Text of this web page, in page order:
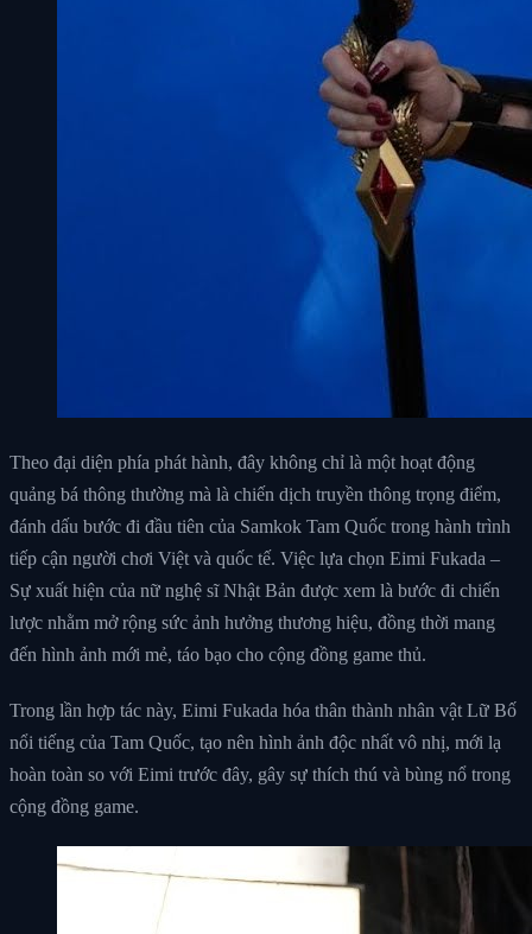
Theo đại diện phía phát hành, đây không chỉ là một hoạt động
quảng bá thông thường mà là chiến dịch truyền thông trọng điểm,
đánh dấu bước đi đầu tiên của Samkok Tam Quốc trong hành trình
tiếp cận người chơi Việt và quốc tế. Việc lựa chọn Eimi Fukada –
Sự xuất hiện của nữ nghệ sĩ Nhật Bản được xem là bước đi chiến
lược nhằm mở rộng sức ảnh hưởng thương hiệu, đồng thời mang
đến hình ảnh mới mẻ, táo bạo cho cộng đồng game thủ.
Trong lần hợp tác này, Eimi Fukada hóa thân thành nhân vật Lữ Bố
nổi tiếng của Tam Quốc, tạo nên hình ảnh độc nhất vô nhị, mới lạ
hoàn toàn so với Eimi trước đây, gây sự thích thú và bùng nổ trong
cộng đồng game.